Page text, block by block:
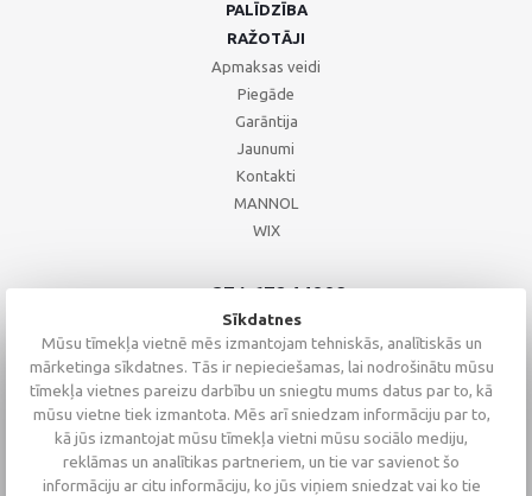
PALĪDZĪBA
RAŽOTĀJI
Apmaksas veidi
Piegāde
Garāntija
Jaunumi
Kontakti
MANNOL
WIX
+371 67244008
+371 67271055
+371 26002793
Sīkdatnes
Mūsu tīmekļa vietnē mēs izmantojam tehniskās, analītiskās un
mārketinga sīkdatnes. Tās ir nepieciešamas, lai nodrošinātu mūsu
tīmekļa vietnes pareizu darbību un sniegtu mums datus par to, kā
mūsu vietne tiek izmantota. Mēs arī sniedzam informāciju par to,
kā jūs izmantojat mūsu tīmekļa vietni mūsu sociālo mediju,
reklāmas un analītikas partneriem, un tie var savienot šo
informāciju ar citu informāciju, ko jūs viņiem sniedzat vai ko tie